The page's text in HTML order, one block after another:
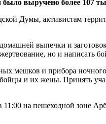
выручено более 107
Думы, активистам
выпечки и
но и написать
мешков и прибора
и их жены. Принять
на пешеходной зоне